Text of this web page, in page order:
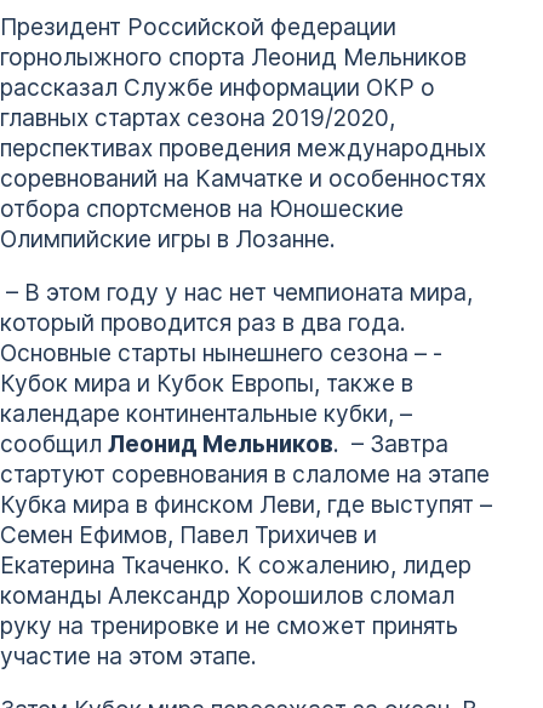
Президент Российской федерации
горнолыжного спорта Леонид Мельников
рассказал Службе информации ОКР о
главных стартах сезона 2019/2020,
перспективах проведения международных
соревнований на Камчатке и особенностях
отбора спортсменов на Юношеские
Олимпийские игры в Лозанне.
­
– В этом году у нас нет чемпионата мира,
который проводится раз в два года.
Основные старты нынешнего сезона – ­
Кубок мира и Кубок Европы, также в
календаре континентальные кубки, –
сообщил Леонид Мельников. – Завтра
стартуют соревнования в слаломе на этапе
Кубка мира в финском Леви, где выступят –
Семен Ефимов, Павел Трихичев и
Екатерина Ткаченко. К сожалению, лидер
команды Александр Хорошилов сломал
руку на тренировке и не сможет принять
участие на этом этапе.